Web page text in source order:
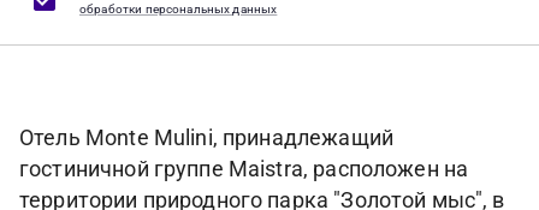
обработки персональных данных
Отель Monte Mulini, принадлежащий
гостиничной группе Maistra, расположен на
территории природного парка "Золотой мыс", в